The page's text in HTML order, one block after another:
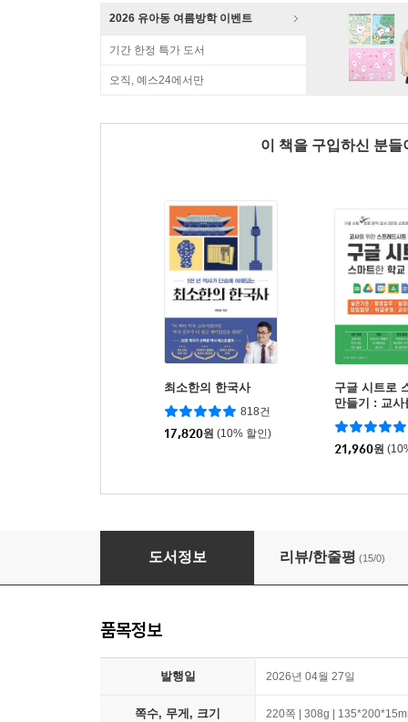
2026 유아동 여름방학 이벤트
기간 한정 특가 도서
오직, 예스24에서만
이 책을 구입하신 분
최소한의 한국사
818건
17,820원 (10% 할인)
구글 시트로
만들기 : 교
레드시트 활
21,960원
불안을 잠재우는 문해력 상담소
도서정보 리뷰/한줄평 (15/0)
품목정보
발행일 2026년 04월 27일
쪽수, 무게, 크기 220쪽 | 308g |